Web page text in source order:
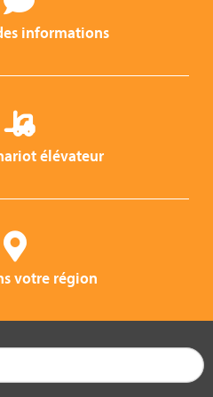
informations
élévateur
votre région